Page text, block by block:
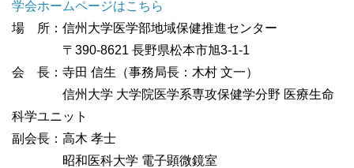
学会ホームページはこちら
場 所：信州大学医学部地域保健推進センター
〒390-8621 長野県松本市旭3-1-1
会 長：寺田 信生（事務局長：木村 文一）
信州大学 大学院医学系専攻保健学分野 医療生命
科学ユニット
副会長：高木 孝士
昭和医科大学 電子顕微鏡室